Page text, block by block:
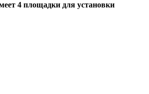
4 площадки для установки